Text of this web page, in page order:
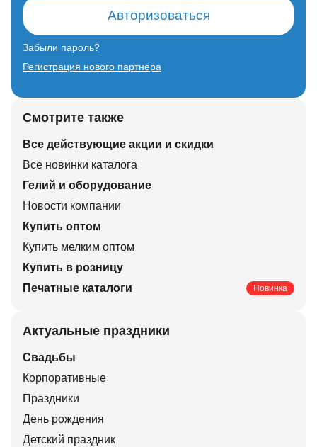
Авторизоваться
Забыли пароль?
Регистрация нового партнера
Смотрите также
Все действующие акции и скидки
Все новинки каталога
Гелий и оборудование
Новости компании
Купить оптом
Купить мелким оптом
Купить в розницу
Печатные каталоги
Новинка
Актуальные праздники
Свадьбы
Корпоративные
Праздники
День рождения
Детский праздник